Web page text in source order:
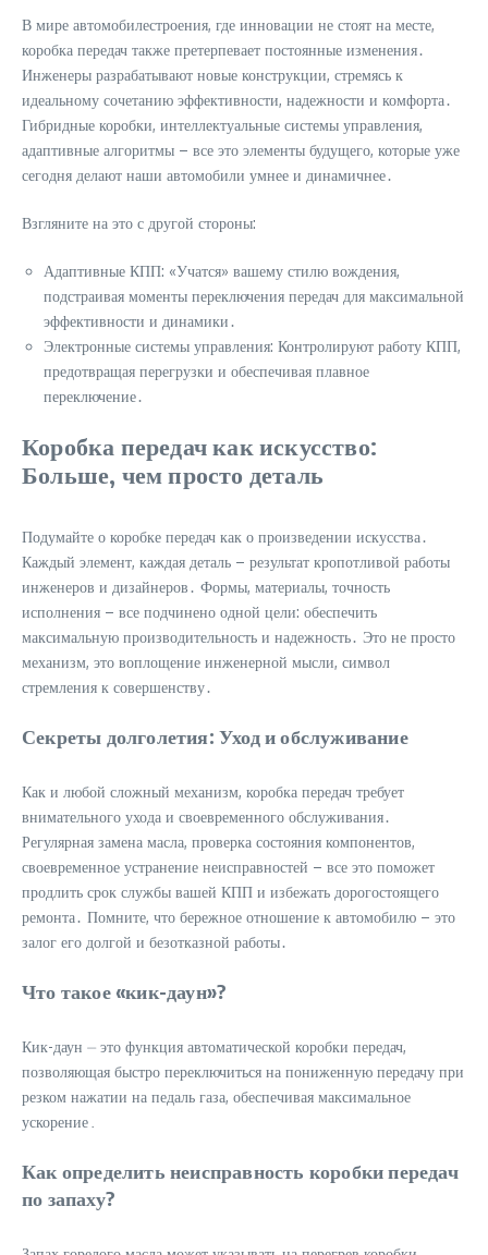
В мире автомобилестроения, где инновации не стоят на месте,
коробка передач также претерпевает постоянные изменения․
Инженеры разрабатывают новые конструкции, стремясь к
идеальному сочетанию эффективности, надежности и комфорта․
Гибридные коробки, интеллектуальные системы управления,
адаптивные алгоритмы – все это элементы будущего, которые уже
сегодня делают наши автомобили умнее и динамичнее․
Взгляните на это с другой стороны:
Адаптивные КПП: «Учатся» вашему стилю вождения,
подстраивая моменты переключения передач для максимальной
эффективности и динамики․
Электронные системы управления: Контролируют работу КПП,
предотвращая перегрузки и обеспечивая плавное
переключение․
Коробка передач как искусство:
Больше, чем просто деталь
Подумайте о коробке передач как о произведении искусства․
Каждый элемент, каждая деталь – результат кропотливой работы
инженеров и дизайнеров․ Формы, материалы, точность
исполнения – все подчинено одной цели: обеспечить
максимальную производительность и надежность․ Это не просто
механизм, это воплощение инженерной мысли, символ
стремления к совершенству․
Секреты долголетия: Уход и обслуживание
Как и любой сложный механизм, коробка передач требует
внимательного ухода и своевременного обслуживания․
Регулярная замена масла, проверка состояния компонентов,
своевременное устранение неисправностей – все это поможет
продлить срок службы вашей КПП и избежать дорогостоящего
ремонта․ Помните, что бережное отношение к автомобилю – это
залог его долгой и безотказной работы․
Что такое «кик-даун»?
Кик-даун ⏤ это функция автоматической коробки передач,
позволяющая быстро переключиться на пониженную передачу при
резком нажатии на педаль газа, обеспечивая максимальное
ускорение․
Как определить неисправность коробки передач
по запаху?